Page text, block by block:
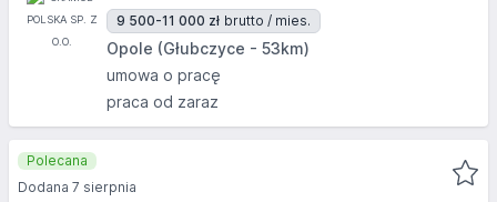
9 500-11 000 zł brutto / mies.
Opole (Głubczyce - 53km)
umowa o pracę
praca od zaraz
Polecana
Dodana 7 sierpnia